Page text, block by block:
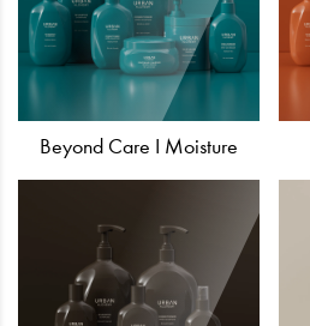
Beyond Care I Moisture